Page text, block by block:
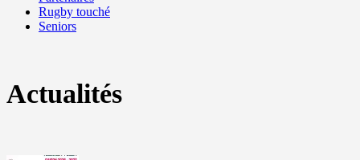
Rugby touché
Seniors
Actualités